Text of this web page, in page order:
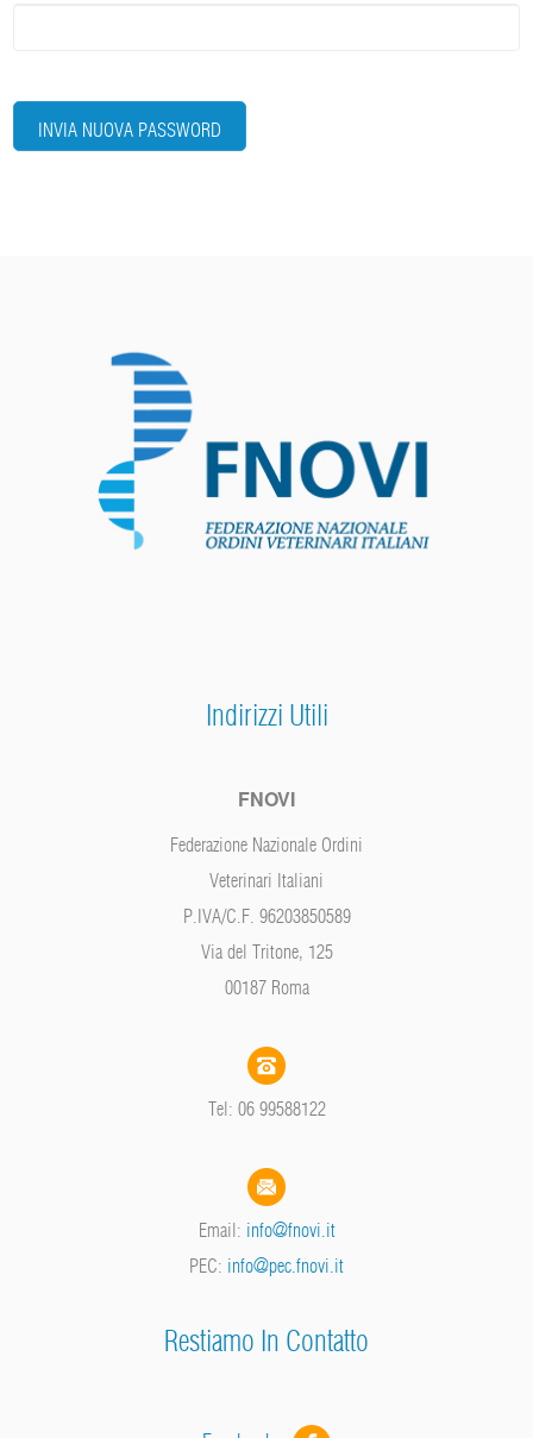
INVIA NUOVA PASSWORD
Indirizzi Utili
FNOVI
Federazione Nazionale Ordini
Veterinari Italiani
P.IVA/C.F. 96203850589
Via del Tritone, 125
00187 Roma
Tel: 06 99588122
Email: info@fnovi.it
PEC: info@pec.fnovi.it
Restiamo In Contatto